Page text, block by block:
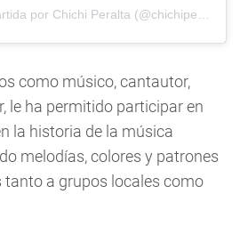
Una publicación compartida por Chichi Peralta (@chichiperaltaoficial)
como músico, cantautor,
le ha permitido participar en
la historia de la música
melodías, colores y patrones
a grupos locales como